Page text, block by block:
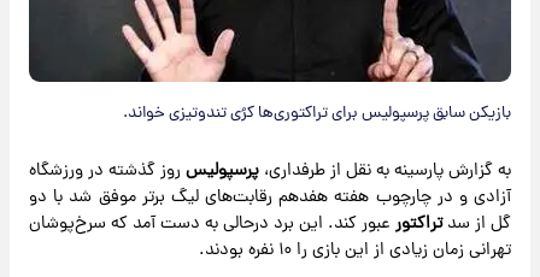
بازیکن سابق پرسپولیس برای تراکتوری‌ها کرُی تندوتیزی خواند.
به گزارش پارسینه به نقل از طرفداری، پرسپولیس روز گذشته در ورزشگاه
آزادی و در چارچوب هفته هفدهم رقابت‌های لیگ برتر موفق شد با دو
گل از سدتراکتور عبور کند. این برد درحالی به دست آمد که سرخ‌پوشان
تهرانی زمان زیادی از این بازی را ۱۰ نفره بودند.